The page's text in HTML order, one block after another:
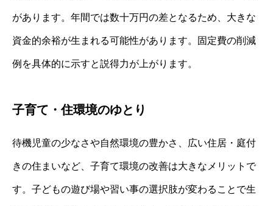
があります。年間では数十万円の差となるため、大きな
資金的余裕が生まれる可能性があります。固定費の削減
例を具体的に示すと説得力が上がります。
子育て・住環境のゆとり
待機児童の少なさや自然環境の豊かさ、広い住居・庭付
きの住まいなど、子育て環境の改善は大きなメリットで
す。子どもの遊び場や習い事の選択肢が変わることで生